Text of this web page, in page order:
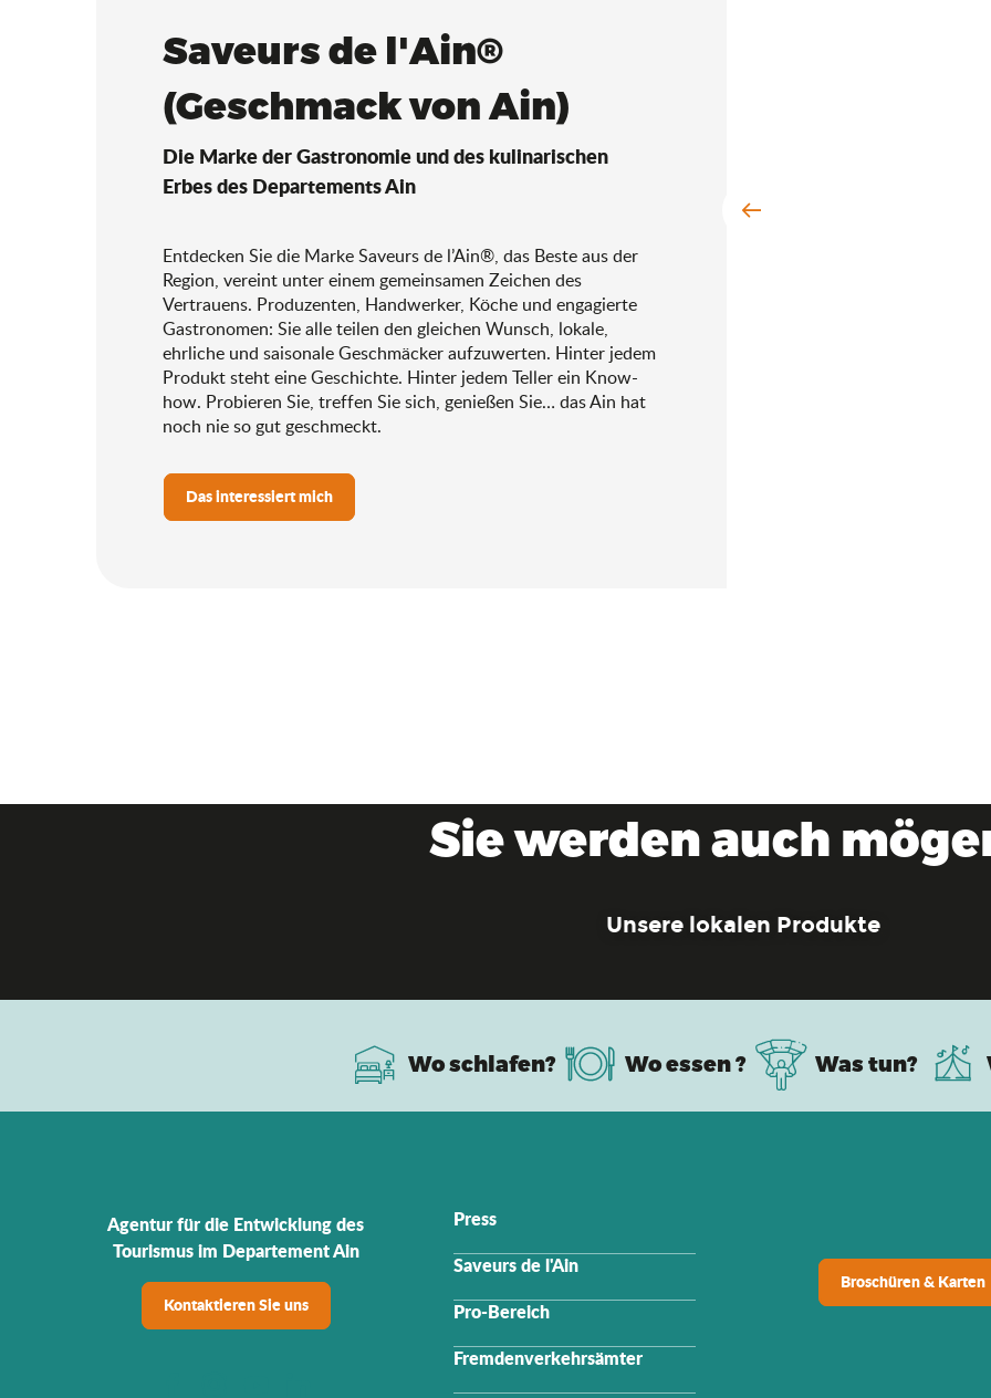
Saveurs de l'Ain®
(Geschmack von Ain)
Die Marke der Gastronomie und des kulinarischen
Erbes des Departements Ain
Entdecken Sie die Marke Saveurs de l’Ain®, das Beste aus der
Region, vereint unter einem gemeinsamen Zeichen des
Vertrauens. Produzenten, Handwerker, Köche und engagierte
Gastronomen: Sie alle teilen den gleichen Wunsch, lokale,
ehrliche und saisonale Geschmäcker aufzuwerten. Hinter jedem
Produkt steht eine Geschichte. Hinter jedem Teller ein Know-
how. Probieren Sie, treffen Sie sich, genießen Sie… das Ain hat
noch nie so gut geschmeckt.
Das interessiert mich
Sie werden auch
Unsere lokalen Produkte
Wo schlafen? Wo essen ? Was tun?
Agentur für die Entwicklung des
Tourismus im Departement Ain
Kontaktieren Sie uns
Press
Saveurs de l'Ain
Pro-Bereich
Fremdenverkehrsämter
Broschüren & Karten